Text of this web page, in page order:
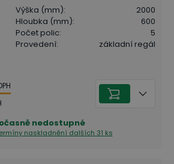
Výška (mm):
2000
Hloubka (mm):
600
Počet polic:
5
Provedení: základní regál
nedostupné
naskladnění dalších 31 ks